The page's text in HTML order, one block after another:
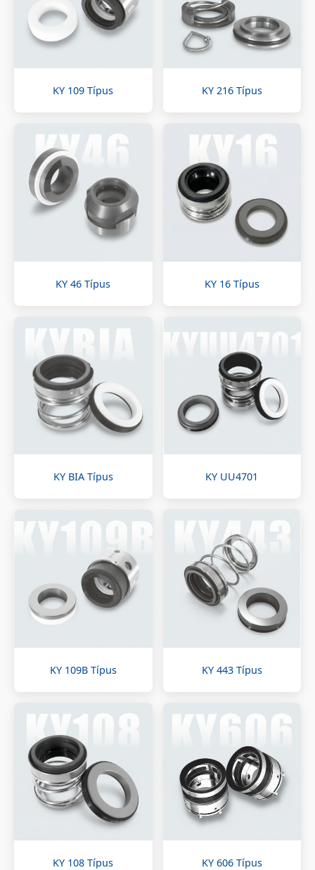
KY 109 Típus KY 216 Típus
KY 46 Típus KY 16 Típus
KY BIA Típus KY UU4701
KY 109B Típus KY 443 Típus
KY 108 Típus KY 606 Típus